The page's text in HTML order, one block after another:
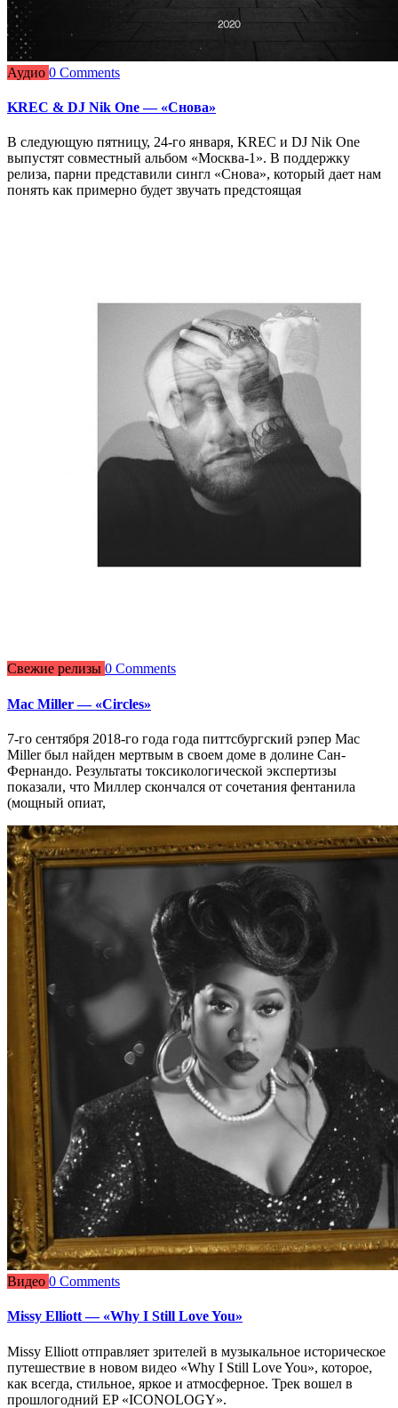
Аудио 0 Comments
KREC & DJ Nik One — «Снова»
В следующую пятницу, 24-го января, KREC и DJ Nik One
выпустят совместный альбом «Москва-1». В поддержку
релиза, парни представили сингл «Снова», который дает нам
понять как примерно будет звучать предстоящая
Свежие релизы 0 Comments
Mac Miller — «Circles»
7-го сентября 2018-го года года питтсбургский рэпер Mac
Miller был найден мертвым в своем доме в долине Сан-
Фернандо. Результаты токсикологической экспертизы
показали, что Миллер скончался от сочетания фентанила
(мощный опиат,
Видео 0 Comments
Missy Elliott — «Why I Still Love You»
Missy Elliott отправляет зрителей в музыкальное историческое
путешествие в новом видео «Why I Still Love You», которое,
как всегда, стильное, яркое и атмосферное. Трек вошел в
прошлогодний EP «ICONOLOGY».